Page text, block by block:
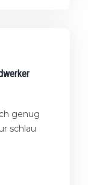
genug
schlau